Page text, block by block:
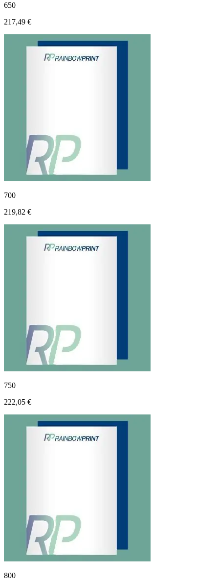
650
217,49 €
700
219,82 €
750
222,05 €
800